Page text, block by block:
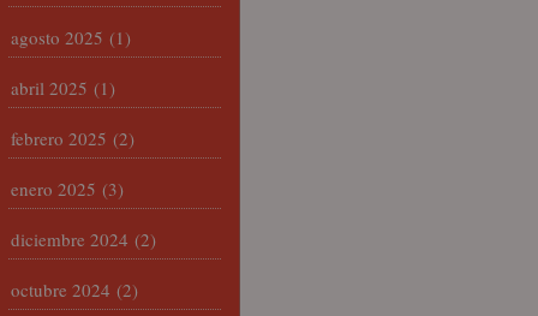
agosto 2025 (1)
abril 2025 (1)
febrero 2025 (2)
enero 2025 (3)
diciembre 2024 (2)
octubre 2024 (2)